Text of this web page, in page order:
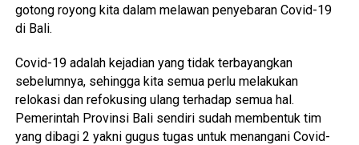
gotong royong kita dalam melawan penyebaran Covid-19
di Bali.
Covid-19 adalah kejadian yang tidak terbayangkan
sebelumnya, sehingga kita semua perlu melakukan
relokasi dan refokusing ulang terhadap semua hal.
Pemerintah Provinsi Bali sendiri sudah membentuk tim
yang dibagi 2 yakni gugus tugas untuk menangani Covid-